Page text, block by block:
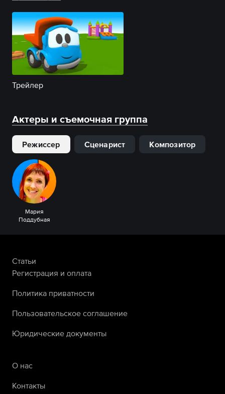
Трейлер
Актеры и съемочная группа
Режиссер Сценарист Композитор
Мария
Поддубная
Статьи
Регистрация и оплата
Политика приватности
Пользовательское соглашение
Юридические документы
О нас
Контакты